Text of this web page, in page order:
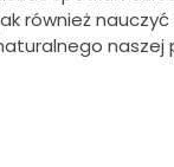
również
naszej